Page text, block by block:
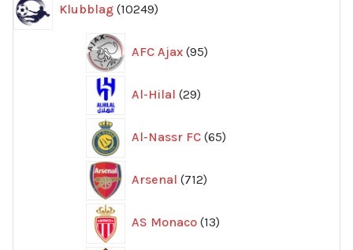
Klubblag 10249
produkter
AFC Ajax 95
produkter
Al-Hilal 29
produkter
Al-Nassr FC 65
produkter
Arsenal 712
produkter
AS Monaco 13
produkter